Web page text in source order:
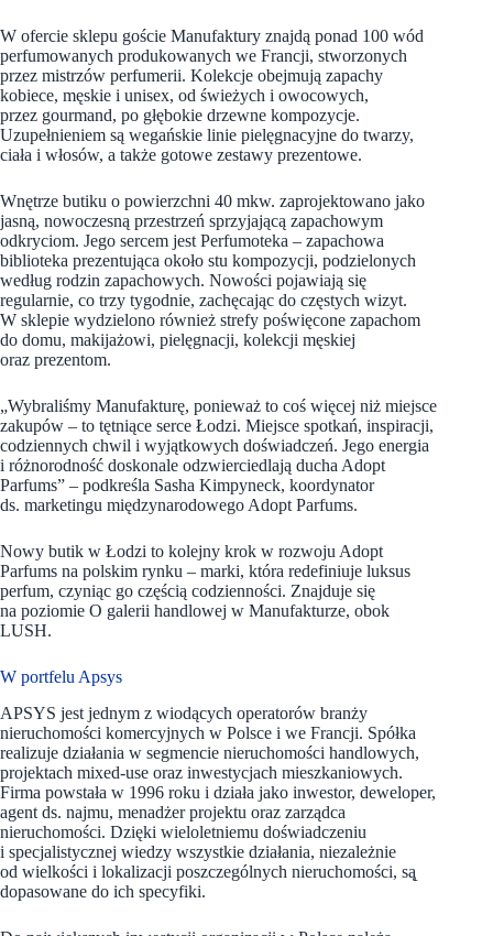
W ofercie sklepu goście Manufaktury znajdą ponad 100 wód
perfumowanych produkowanych we Francji, stworzonych
przez mistrzów perfumerii. Kolekcje obejmują zapachy
kobiece, męskie i unisex, od świeżych i owocowych,
przez gourmand, po głębokie drzewne kompozycje.
Uzupełnieniem są wegańskie linie pielęgnacyjne do twarzy,
ciała i włosów, a także gotowe zestawy prezentowe.
Wnętrze butiku o powierzchni 40 mkw. zaprojektowano jako
jasną, nowoczesną przestrzeń sprzyjającą zapachowym
odkryciom. Jego sercem jest Perfumoteka – zapachowa
biblioteka prezentująca około stu kompozycji, podzielonych
według rodzin zapachowych. Nowości pojawiają się
regularnie, co trzy tygodnie, zachęcając do częstych wizyt.
W sklepie wydzielono również strefy poświęcone zapachom
do domu, makijażowi, pielęgnacji, kolekcji męskiej
oraz prezentom.
„Wybraliśmy Manufakturę, ponieważ to coś więcej niż miejsce
zakupów – to tętniące serce Łodzi. Miejsce spotkań, inspiracji,
codziennych chwil i wyjątkowych doświadczeń. Jego energia
i różnorodność doskonale odzwierciedlają ducha Adopt
Parfums” – podkreśla Sasha Kimpyneck, koordynator
ds. marketingu międzynarodowego Adopt Parfums.
Nowy butik w Łodzi to kolejny krok w rozwoju Adopt
Parfums na polskim rynku – marki, która redefiniuje luksus
perfum, czyniąc go częścią codzienności. Znajduje się
na poziomie O galerii handlowej w Manufakturze, obok
LUSH.
W portfelu Apsys
APSYS jest jednym z wiodących operatorów branży
nieruchomości komercyjnych w Polsce i we Francji. Spółka
realizuje działania w segmencie nieruchomości handlowych,
projektach mixed-use oraz inwestycjach mieszkaniowych.
Firma powstała w 1996 roku i działa jako inwestor, deweloper,
agent ds. najmu, menadżer projektu oraz zarządca
nieruchomości. Dzięki wieloletniemu doświadczeniu
i specjalistycznej wiedzy wszystkie działania, niezależnie
od wielkości i lokalizacji poszczególnych nieruchomości, są̨
dopasowane do ich specyfiki.